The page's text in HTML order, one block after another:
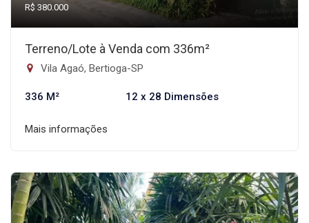
R$ 380.000
Terreno/Lote à Venda com 336m²
Vila Agaó, Bertioga-SP
336 M² 12 x 28 Dimensões
Mais informações